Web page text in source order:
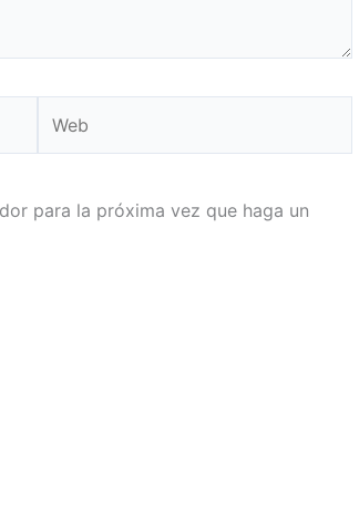
para la próxima vez que haga un